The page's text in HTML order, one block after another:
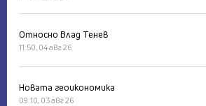
Относно Влад Тенев
11:50, 04 авг 26
Новата геоикономика
09:10, 03 авг 26